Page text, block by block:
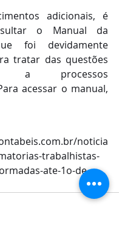
adicionais, é
o Manual da
foi devidamente
tratar das questões
a processos
noticia
trabalhistas-
ate-1o-de-